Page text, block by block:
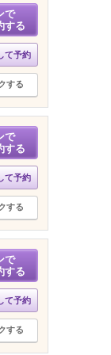
で
する
て予約
する
で
する
て予約
する
で
する
て予約
する